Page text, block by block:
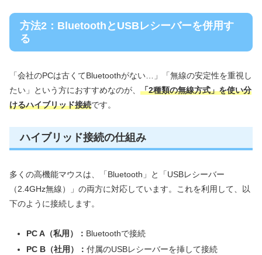
方法2：BluetoothとUSBレシーバーを併用す
る
「会社のPCは古くてBluetoothがない…」「無線の安定性を重視し
たい」という方におすすめなのが、 「2種類の無線方式」を使い分
けるハイブリッド接続です。
ハイブリッド接続の仕組み
多くの高機能マウスは、「Bluetooth」と「USBレシーバー
（2.4GHz無線）」の両方に対応しています。これを利用して、以
下のように接続します。
PC A（私用）： Bluetoothで接続
PC B（社用）： 付属のUSBレシーバーを挿して接続